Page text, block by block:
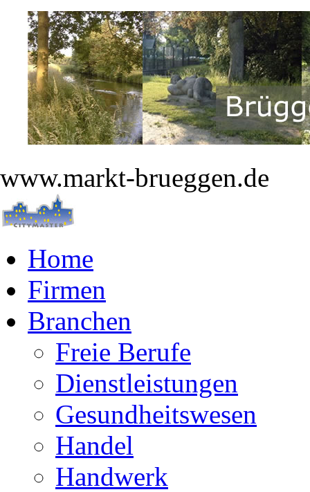
www.markt-brueggen.de
Home
Firmen
Branchen
Freie Berufe
Dienstleistungen
Gesundheitswesen
Handel
Handwerk